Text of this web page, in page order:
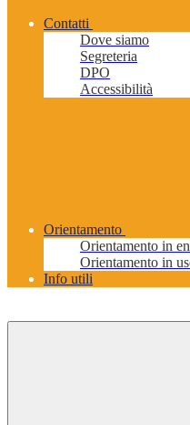
Contatti
Dove siamo
Segreteria
DPO
Accessibilità
Orientamento
Orientamento in
Orientamento in
Info utili